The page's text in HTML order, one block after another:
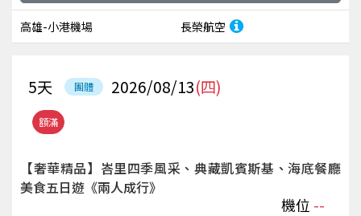
高雄-小港機場 長榮航空
額滿
團體 2026/08/13(四)
5天
【奢華精品】峇里四季風采、典藏凱賓斯基、海底餐廳
美食五日遊《兩人成行》
機位 --